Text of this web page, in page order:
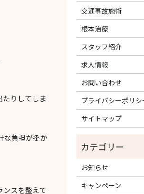
りしてしま
な負担が掛か
ンスを整えて
交通事故施術
根本治療
スタッフ紹介
求人情報
お問い合わせ
プライバシーポリシ
サイトマップ
お知らせ
キャンペーン